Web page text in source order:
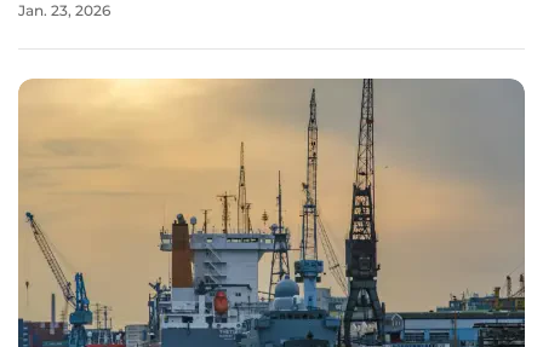
Agil, Lokal“, kurz IDIAL. Überreicht wurde die bedeutende
Jan. 23, 2026